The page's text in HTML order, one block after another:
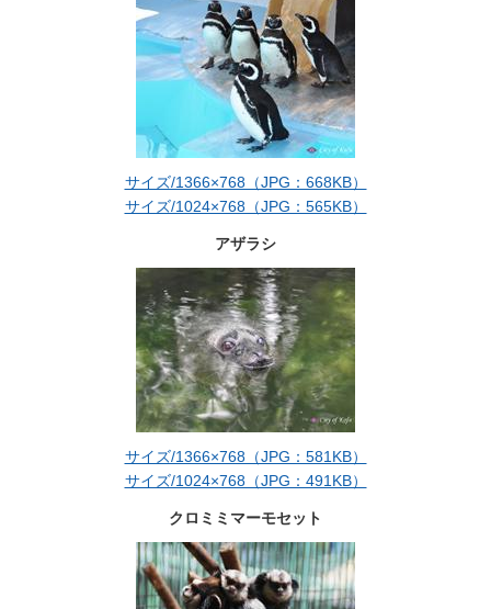
サイズ/1366×768（JPG：668KB）
サイズ/1024×768（JPG：565KB）
アザラシ
サイズ/1366×768（JPG：581KB）
サイズ/1024×768（JPG：491KB）
クロミミマーモセット